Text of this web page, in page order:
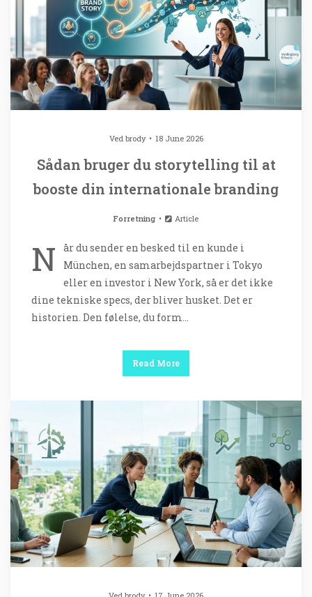
Ved brody 18 June 2026
Sådan bruger du storytelling til at
booste din internationale branding
Forretning Article
N
år du sender en besked til en kunde i
München, en samarbejdspartner i Tokyo
eller en investor i New York, så er det ikke
dine tekniske specs, der bliver husket. Det er
historien. Den følelse, du form…
Read More